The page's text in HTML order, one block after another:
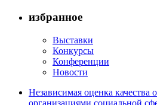
избранное
Выставки
Конкурсы
Конференции
Новости
Независимая оценка качества
организациями социальной